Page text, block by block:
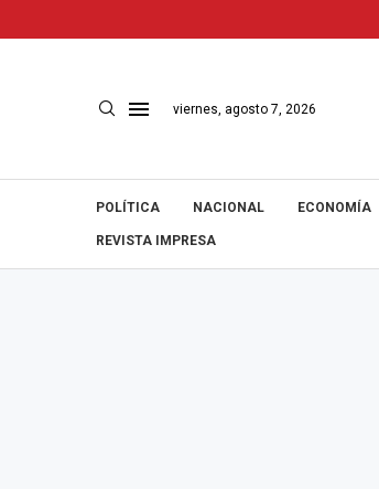
viernes, agosto 7, 2026
POLÍTICA NACIONAL ECONOMÍA
REVISTA IMPRESA